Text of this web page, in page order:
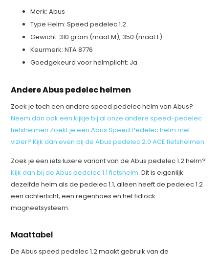
Merk: Abus
Type Helm: Speed pedelec 1.2
Gewicht: 310 gram (maat M), 350 (maat L)
Keurmerk: NTA 8776
Goedgekeurd voor helmplicht: Ja
Andere Abus pedelec helmen
Zoek je toch een andere speed pedelec helm van Abus?
Neem dan ook een kijkje bij al onze andere speed-pedelec
fietshelmen.Zoekt je een Abus Speed Pedelec helm met
vizier? Kijk dan even bij de Abus pedelec 2.0 ACE fietshelmen.
Zoek je een iets luxere variant van de Abus pedelec 1.2 helm?
Kijk dan bij de Abus pedelec 1.1 fietshelm. Dit is eigenlijk
dezelfde helm als de pedelec 1.1, alleen heeft de pedelec 1.2
een achterlicht, een regenhoes en het fidlock
magneetsysteem.
Maattabel
De Abus speed pedelec 1.2 maakt gebruik van de